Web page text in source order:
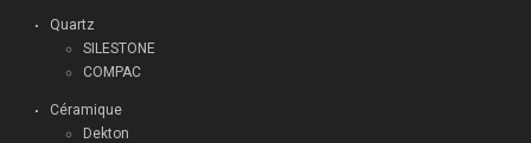
Quartz
SILESTONE
COMPAC
Céramique
Dekton